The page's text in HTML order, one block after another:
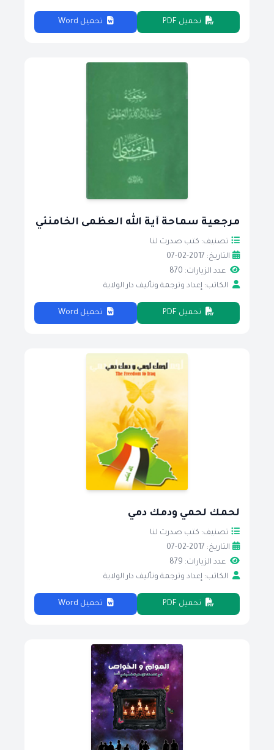
تحميل PDF تحميل Word
مرجعية سماحة آية الله العظمى الخامنئي
تصنيف: كتب صدرت لنا
التاريخ: 2017-02-07
عدد الزيارات: 870
الكاتب: إعداد وترجمة وتأليف دار الولاية
تحميل PDF تحميل Word
لحمك لحمي ودمك دمي
تصنيف: كتب صدرت لنا
التاريخ: 2017-02-07
عدد الزيارات: 879
الكاتب: إعداد وترجمة وتأليف دار الولاية
تحميل PDF تحميل Word